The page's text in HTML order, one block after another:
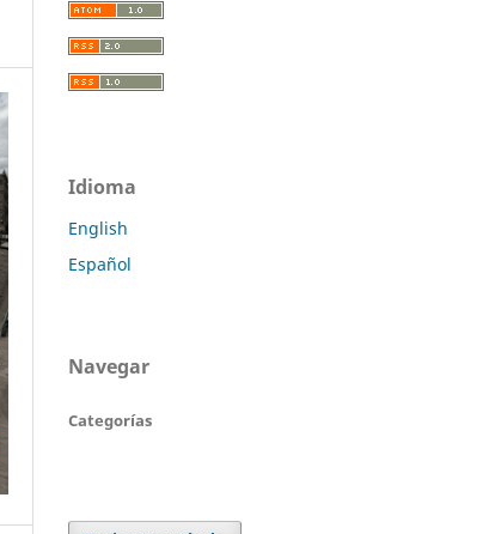
Idioma
English
Español
Navegar
Categorías